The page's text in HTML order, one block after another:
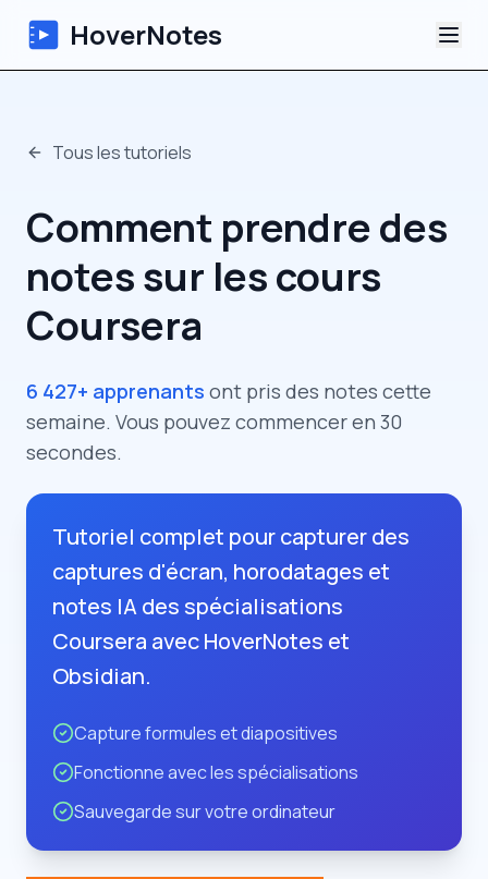
HoverNotes
Notes Vidéo IA
Tutoriels
Blog
Tous les tutoriels
Comment prendre des
notes sur les cours
Coursera
6 427+ apprenants ont pris des notes cette
semaine. Vous pouvez commencer en 30
secondes.
Tutoriel complet pour capturer des
captures d'écran, horodatages et
notes IA des spécialisations
Coursera avec HoverNotes et
Obsidian.
Capture formules et diapositives
Fonctionne avec les spécialisations
Sauvegarde sur votre ordinateur